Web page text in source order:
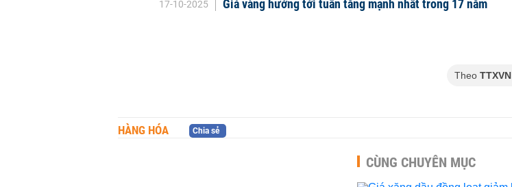
17-10-2025 Giá vàng hướng tới tuần tăng mạnh nhất trong 17 năm
Theo TTXVN
HÀNG HÓA Chia sẻ
CÙNG CHUYÊN MỤC